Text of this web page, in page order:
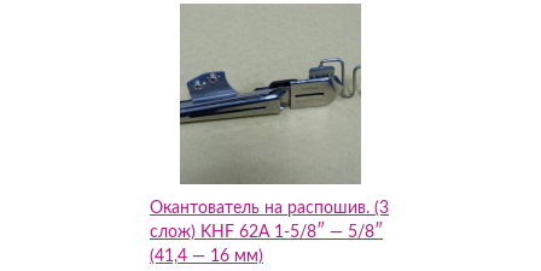
Окантователь на распошив. (3
слож) KHF 62А 1-5/8″ — 5/8″
(41,4 — 16 мм)